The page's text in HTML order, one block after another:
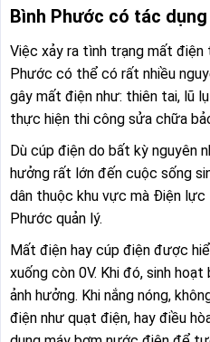
Bình Phước có tác
Việc xảy ra tình trạng mất điện
Phước có thể có rất nhiều
gây mất điện như: thiên tai, lũ
thực hiện thi công sửa chữa
Dù cúp điện do bất kỳ nguyên
hưởng rất lớn đến cuộc sống
dân thuộc khu vực mà Điện lực
Phước quản lý.
Mất điện hay cúp điện được
xuống còn 0V. Khi đó, sinh
ảnh hưởng. Khi nắng nóng,
điện như quạt điện, hay điều